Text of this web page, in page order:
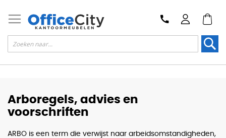
Arboregels, advies en
voorschriften
ARBO is een term die verwijst naar arbeidsomstandigheden,